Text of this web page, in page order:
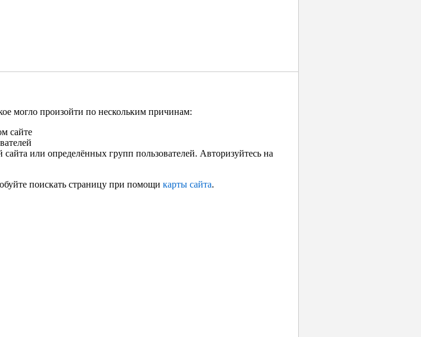
могло произойти по нескольким причинам:
сайте
или определённых групп пользователей. Авторизуйтесь на
поискать страницу при помощи карты сайта.